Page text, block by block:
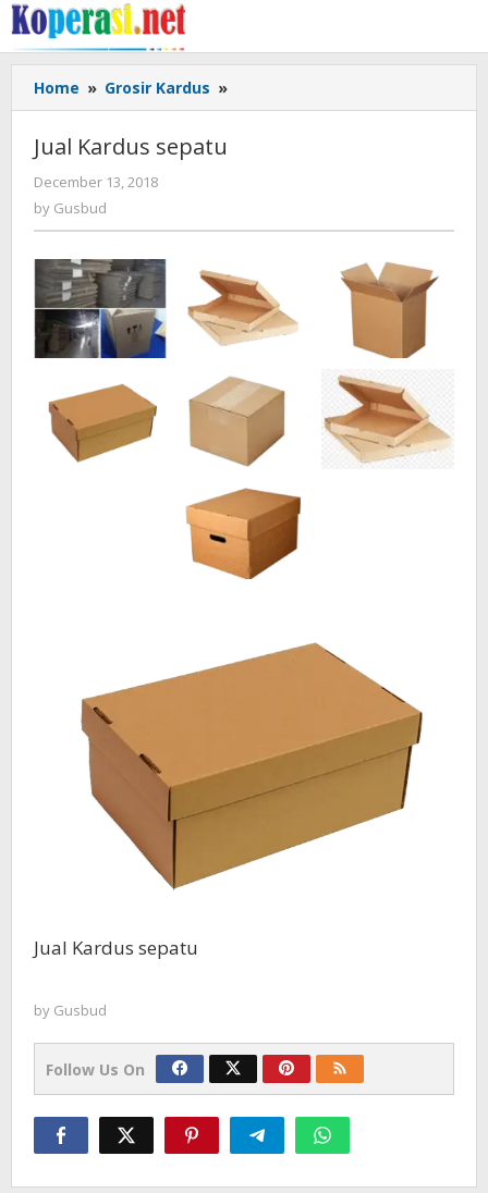
Skip
to
content
Home » Grosir Kardus »
Kardus
Jual Kardus sepatu
December 13, 2018
by Gusbud
Jual Kardus sepatu
by Gusbud
Follow Us On